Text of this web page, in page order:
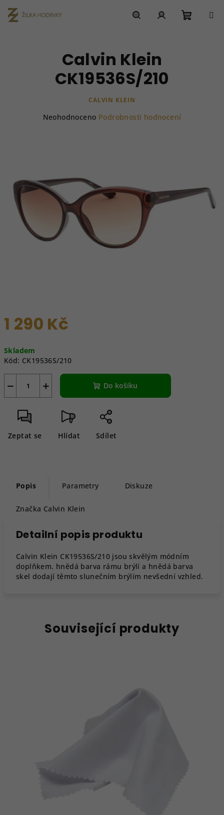
na
obsah
1 290 Kč
cena:
Skladem
Kód: CK19536S/210
+
− Do košíku
Zeptat se Hlídat Sdílet
Calvin Klein
CK19536S/210
CALVIN KLEIN
hvězdiček.
Neohodnoceno Podrobnosti hodnocení
Popis Parametry Diskuze
Značka Calvin Klein
Detailní popis produktu
Calvin Klein CK19536S/210 jsou skvělým módním
doplňkem. hnědá barva rámu brýlí a hnědá barva
skel dodají těmto slunečním brýlím nevšední vzhled.
Související produkty